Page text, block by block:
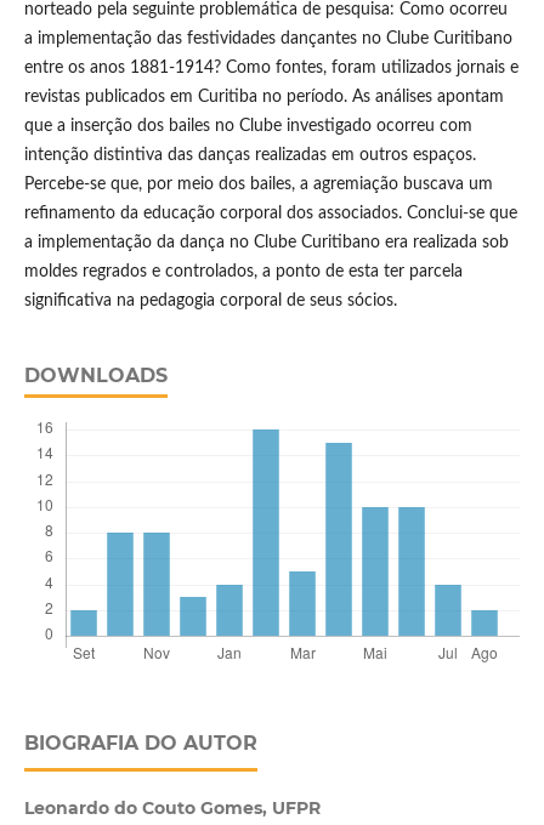
norteado pela seguinte problemática de pesquisa: Como ocorreu
a implementação das festividades dançantes no Clube Curitibano
entre os anos 1881-1914? Como fontes, foram utilizados jornais e
revistas publicados em Curitiba no período. As análises apontam
que a inserção dos bailes no Clube investigado ocorreu com
intenção distintiva das danças realizadas em outros espaços.
Percebe-se que, por meio dos bailes, a agremiação buscava um
refinamento da educação corporal dos associados. Conclui-se que
a implementação da dança no Clube Curitibano era realizada sob
moldes regrados e controlados, a ponto de esta ter parcela
significativa na pedagogia corporal de seus sócios.
DOWNLOADS
BIOGRAFIA DO AUTOR
Leonardo do Couto Gomes, UFPR